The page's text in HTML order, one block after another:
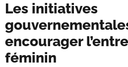
Les initiatives
encourager
féminin